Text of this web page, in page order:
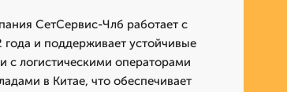
СетСервис-Члб работает с
года и поддерживает устойчивые
с логистическими операторами
в Китае, что обеспечивает